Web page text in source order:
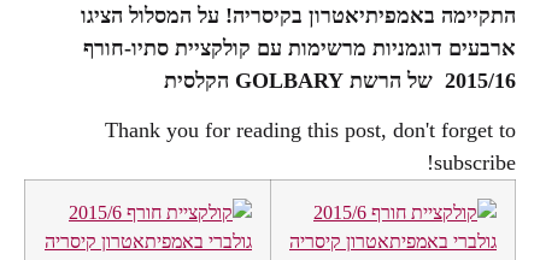
התקיימה באמפיתיאטרון בקיסריה! על המסלול הציגו
ארבעים דוגמניות מרשימות עם קולקציית סתיו-חורף
2015/16 של הרשת GOLBARY הקלסית
Thank you for reading this post, don't forget to
subscribe!